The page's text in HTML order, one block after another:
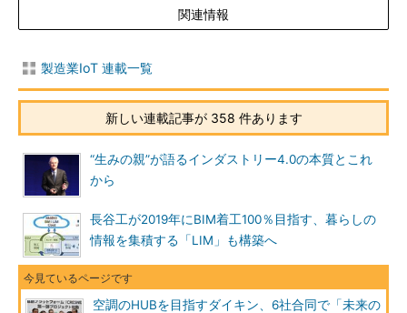
関連情報
製造業IoT 連載一覧
新しい連載記事が 358 件あります
“生みの親”が語るインダストリー4.0の本質とこれ
から
長谷工が2019年にBIM着工100％目指す、暮らしの
情報を集積する「LIM」も構築へ
空調のHUBを目指すダイキン、6社合同で「未来の